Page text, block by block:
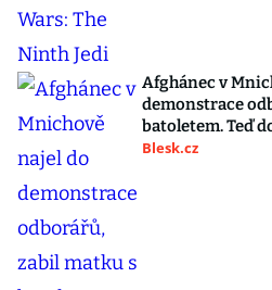
Afghánec v
demonstrace
batoletem. Teď
Blesk.cz